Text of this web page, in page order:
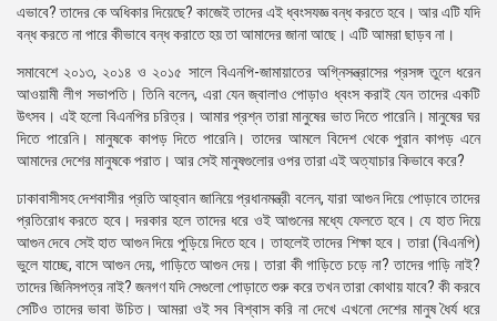
এভাবে? তাদের কে অধিকার দিয়েছে? কাজেই তাদের এই ধ্বংসযজ্ঞ বন্ধ করতে হবে। আর এটি যদি
বন্ধ করতে না পারে কীভাবে বন্ধ করাতে হয় তা আমাদের জানা আছে। এটি আমরা ছাড়ব না।
সমাবেশে ২০১৩, ২০১৪ ও ২০১৫ সালে বিএনপি-জামায়াতের অগ্নিসন্ত্রাসের প্রসঙ্গ তুলে ধরেন
আওয়ামী লীগ সভাপতি। তিনি বলেন, এরা যেন জ্বালাও পোড়াও ধ্বংস করাই যেন তাদের একটি
উৎসব। এই হলো বিএনপির চরিত্র। আমার প্রশ্ন তারা মানুষের ভাত দিতে পারেনি। মানুষের ঘর
দিতে পারেনি। মানুষকে কাপড় দিতে পারেনি। তাদের আমলে বিদেশ থেকে পুরান কাপড় এনে
আমাদের দেশের মানুষকে পরাত। আর সেই মানুষগুলোর ওপর তারা এই অত্যাচার কিভাবে করে?
ঢাকাবাসীসহ দেশবাসীর প্রতি আহ্বান জানিয়ে প্রধানমন্ত্রী বলেন, যারা আগুন দিয়ে পোড়াবে তাদের
প্রতিরোধ করতে হবে। দরকার হলে তাদের ধরে ওই আগুনের মধ্যে ফেলতে হবে। যে হাত দিয়ে
আগুন দেবে সেই হাত আগুন দিয়ে পুড়িয়ে দিতে হবে। তাহলেই তাদের শিক্ষা হবে। তারা (বিএনপি)
ভুলে যাচ্ছে, বাসে আগুন দেয়, গাড়িতে আগুন দেয়। তারা কী গাড়িতে চড়ে না? তাদের গাড়ি নাই?
তাদের জিনিসপত্র নাই? জনগণ যদি সেগুলো পোড়াতে শুরু করে তখন তারা কোথায় যাবে? কী করবে
সেটিও তাদের ভাবা উচিত। আমরা ওই সব বিশ্বাস করি না দেখে এখনো দেশের মানুষ ধৈর্য ধরে